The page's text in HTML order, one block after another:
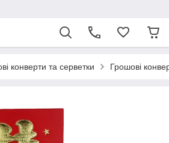
конверти та серветки Грошові